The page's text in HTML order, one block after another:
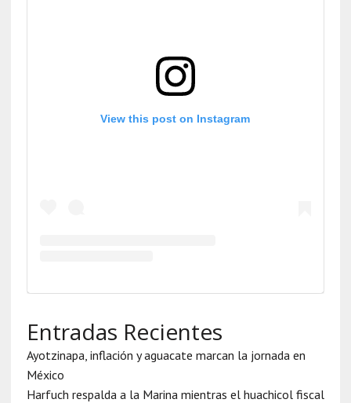
View this post on Instagram
Entradas Recientes
Ayotzinapa, inflación y aguacate marcan la jornada en
México
Harfuch respalda a la Marina mientras el huachicol fiscal